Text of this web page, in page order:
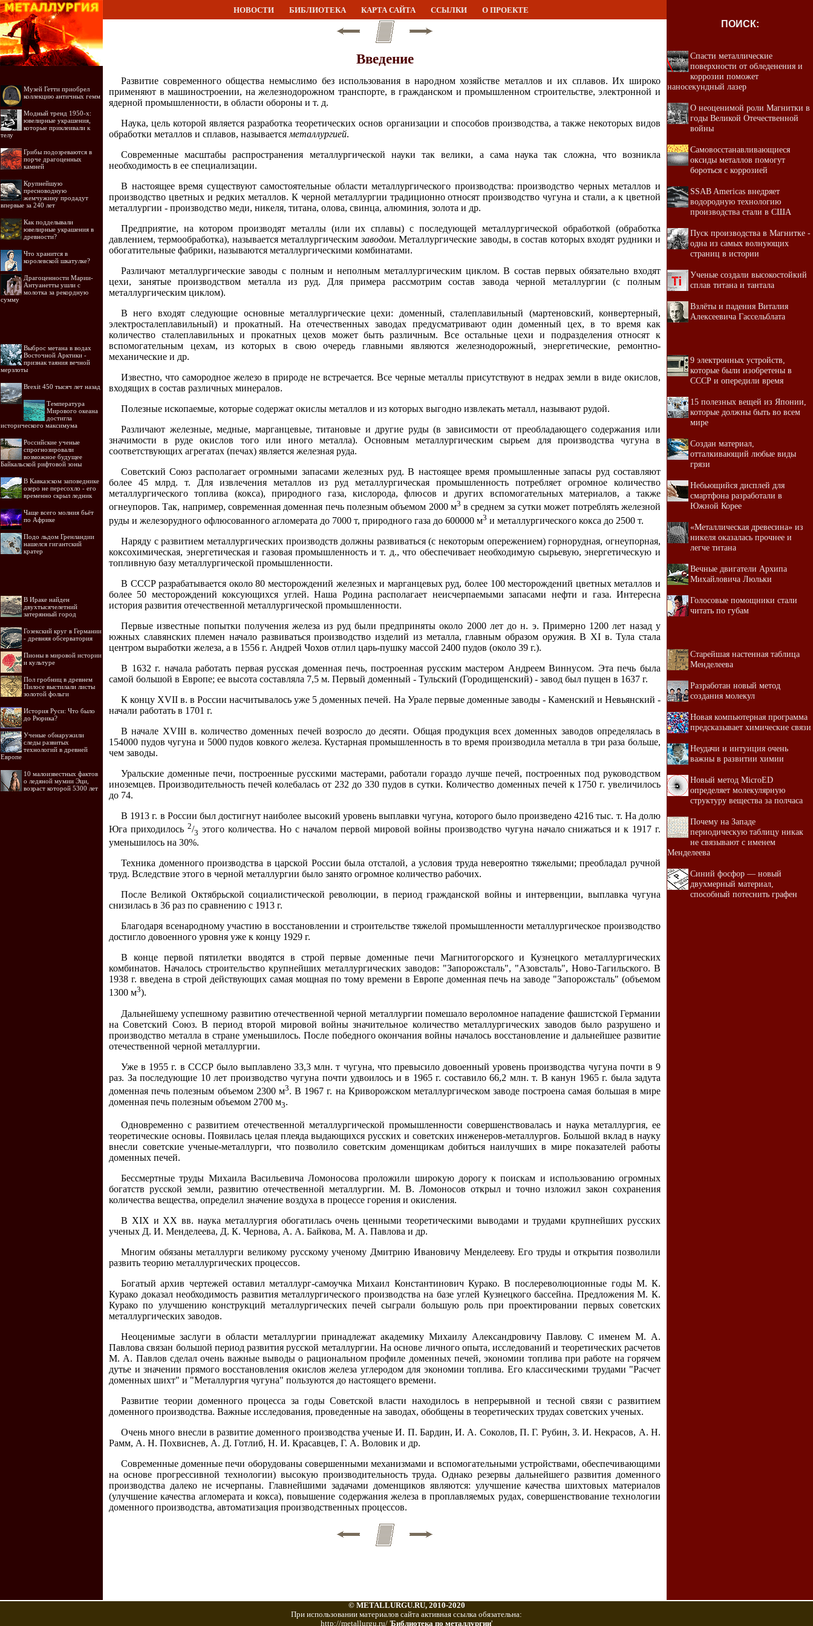
НОВОСТИ БИБЛИОТЕКА КАРТА САЙТА ССЫЛКИ О ПРОЕКТЕ
Музей Гетти приобрел
коллекцию античных гемм
Модный тренд 1950-х:
ювелирные украшения,
которые приклеивали к
телу
Грибы подозреваются в
порче драгоценных
камней
Крупнейшую
пресноводную
жемчужину продадут
впервые за 240 лет
Как подделывали
ювелирные украшения в
древности?
Что хранится в
королевской шкатулке?
Драгоценности Марии-
Антуанетты ушли с
молотка за рекордную
сумму
Выброс метана в водах
Восточной Арктики -
признак таяния вечной
мерзлоты
Brexit 450 тысяч лет назад
Температура
Мирового океана
достигла
исторического максимума
Российские ученые
спрогнозировали
возможное будущее
Байкальской рифтовой зоны
В Кавказском заповеднике
озеро не пересохло - его
временно скрыл ледник
Чаще всего молния бьёт
по Африке
Подо льдом Гренландии
нашелся гигантский
кратер
В Ираке найден
двухтысячелетний
затерянный город
Гозекский круг в Германии
- древняя обсерватория
Пионы в мировой истории
и культуре
Пол гробниц в древнем
Пилосе выстилали листы
золотой фольги
История Руси: Что было
до Рюрика?
Ученые обнаружили
следы развитых
технологий в древней
Европе
10 малоизвестных фактов
о ледяной мумии Эци,
возраст которой 5300 лет
Введение
Развитие современного общества немыслимо без использования в народном хозяйстве металлов и их сплавов. Их широко
применяют в машиностроении, на железнодорожном транспорте, в гражданском и промышленном строительстве, электронной и
ядерной промышленности, в области обороны и т. д.
Наука, цель которой является разработка теоретических основ организации и способов производства, а также некоторых видов
обработки металлов и сплавов, называется металлургией.
Современные масштабы распространения металлургической науки так велики, а сама наука так сложна, что возникла
необходимость в ее специализации.
В настоящее время существуют самостоятельные области металлургического производства: производство черных металлов и
производство цветных и редких металлов. К черной металлургии традиционно относят производство чугуна и стали, а к цветной
металлургии - производство меди, никеля, титана, олова, свинца, алюминия, золота и др.
Предприятие, на котором производят металлы (или их сплавы) с последующей металлургической обработкой (обработка
давлением, термообработка), называется металлургическимзаводом. Металлургические заводы, в состав которых входят рудники и
обогатительные фабрики, называются металлургическими комбинатами.
Различают металлургические заводы с полным и неполным металлургическим циклом. В состав первых обязательно входят
цехи, занятые производством металла из руд. Для примера рассмотрим состав завода черной металлургии (с полным
металлургическим циклом).
В него входят следующие основные металлургические цехи: доменный, сталеплавильный (мартеновский, конвертерный,
электросталеплавильный) и прокатный. На отечественных заводах предусматривают один доменный цех, в то время как
количество сталеплавильных и прокатных цехов может быть различным. Все остальные цехи и подразделения относят к
вспомогательным цехам, из которых в свою очередь главными являются железнодорожный, энергетические, ремонтно-
механические и др.
Известно, что самородное железо в природе не встречается. Все черные металлы присутствуют в недрах земли в виде окислов,
входящих в состав различных минералов.
Полезные ископаемые, которые содержат окислы металлов и из которых выгодно извлекать металл, называют рудой.
Различают железные, медные, марганцевые, титановые и другие руды (в зависимости от преобладающего содержания или
значимости в руде окислов того или иного металла). Основным металлургическим сырьем для производства чугуна в
соответствующих агрегатах (печах) является железная руда.
Советский Союз располагает огромными запасами железных руд. В настоящее время промышленные запасы руд составляют
более 45 млрд. т. Для извлечения металлов из руд металлургическая промышленность потребляет огромное количество
металлургического топлива (кокса), природного газа, кислорода, флюсов и других вспомогательных материалов, а также
огнеупоров. Так, например, современная доменная печь полезным объемом 2000 м3 в среднем за сутки может потреблять железной
руды и железорудного офлюсованного агломерата до 7000 т, природного газа до 600000 м3 и металлургического кокса до 2500 т.
Наряду с развитием металлургических производств должны развиваться (с некоторым опережением) горнорудная, огнеупорная,
коксохимическая, энергетическая и газовая промышленность и т. д., что обеспечивает необходимую сырьевую, энергетическую и
топливную базу металлургической промышленности.
В СССР разрабатывается около 80 месторождений железных и марганцевых руд, более 100 месторождений цветных металлов и
более 50 месторождений коксующихся углей. Наша Родина располагает неисчерпаемыми запасами нефти и газа. Интересна
история развития отечественной металлургической промышленности.
Первые известные попытки получения железа из руд были предприняты около 2000 лет до н. э. Примерно 1200 лет назад у
южных славянских племен начало развиваться производство изделий из металла, главным образом оружия. В XI в. Тула стала
центром выработки железа, а в 1556 г. Андрей Чохов отлил царь-пушку массой 2400 пудов (около 39 г.).
В 1632 г. начала работать первая русская доменная печь, построенная русским мастером Андреем Виннусом. Эта печь была
самой большой в Европе; ее высота составляла 7,5 м. Первый доменный - Тульский (Городищенский) - завод был пущен в 1637 г.
К концу XVII в. в России насчитывалось уже 5 доменных печей. На Урале первые доменные заводы - Каменский и Невьянский -
начали работать в 1701 г.
В начале XVIII в. количество доменных печей возросло до десяти. Общая продукция всех доменных заводов определялась в
154000 пудов чугуна и 5000 пудов ковкого железа. Кустарная промышленность в то время производила металла в три раза больше,
чем заводы.
Уральские доменные печи, построенные русскими мастерами, работали гораздо лучше печей, построенных под руководством
иноземцев. Производительность печей колебалась от 232 до 330 пудов в сутки. Количество доменных печей к 1750 г. увеличилось
до 74.
В 1913 г. в России был достигнут наиболее высокий уровень выплавки чугуна, которого было произведено 4216 тыс. т. На долю
Юга приходилось 2/3 этого количества. Но с началом первой мировой войны производство чугуна начало снижаться и к 1917 г.
уменьшилось на 30%.
Техника доменного производства в царской России была отсталой, а условия труда невероятно тяжелыми; преобладал ручной
труд. Вследствие этого в черной металлургии было занято огромное количество рабочих.
После Великой Октябрьской социалистической революции, в период гражданской войны и интервенции, выплавка чугуна
снизилась в 36 раз по сравнению с 1913 г.
Благодаря всенародному участию в восстановлении и строительстве тяжелой промышленности металлургическое производство
достигло довоенного уровня уже к концу 1929 г.
В конце первой пятилетки вводятся в строй первые доменные печи Магнитогорского и Кузнецкого металлургических
комбинатов. Началось строительство крупнейших металлургических заводов: "Запорожсталь", "Азовсталь", Ново-Тагильского. В
1938 г. введена в строй действующих самая мощная по тому времени в Европе доменная печь на заводе "Запорожсталь" (объемом
1300 м3).
Дальнейшему успешному развитию отечественной черной металлургии помешало вероломное нападение фашистской Германии
на Советский Союз. В период второй мировой войны значительное количество металлургических заводов было разрушено и
производство металла в стране уменьшилось. После победного окончания войны началось восстановление и дальнейшее развитие
отечественной черной металлургии.
Уже в 1955 г. в СССР было выплавлено 33,3 млн. т чугуна, что превысило довоенный уровень производства чугуна почти в 9
раз. За последующие 10 лет производство чугуна почти удвоилось и в 1965 г. составило 66,2 млн. т. В канун 1965 г. была задута
доменная печь полезным объемом 2300 м3. В 1967 г. на Криворожском металлургическом заводе построена самая большая в мире
доменная печь полезным объемом 2700 м3.
Одновременно с развитием отечественной металлургической промышленности совершенствовалась и наука металлургия, ее
теоретические основы. Появилась целая плеяда выдающихся русских и советских инженеров-металлургов. Большой вклад в науку
внесли советские ученые-металлурги, что позволило советским доменщикам добиться наилучших в мире показателей работы
доменных печей.
Бессмертные труды Михаила Васильевича Ломоносова проложили широкую дорогу к поискам и использованию огромных
богатств русской земли, развитию отечественной металлургии. М. В. Ломоносов открыл и точно изложил закон сохранения
количества вещества, определил значение воздуха в процессе горения и окисления.
В XIX и XX вв. наука металлургия обогатилась очень ценными теоретическими выводами и трудами крупнейших русских
ученых Д. И. Менделеева, Д. К. Чернова, А. А. Байкова, М. А. Павлова и др.
Многим обязаны металлурги великому русскому ученому Дмитрию Ивановичу Менделееву. Его труды и открытия позволили
развить теорию металлургических процессов.
Богатый архив чертежей оставил металлург-самоучка Михаил Константинович Курако. В послереволюционные годы М. К.
Курако доказал необходимость развития металлургического производства на базе углей Кузнецкого бассейна. Предложения М. К.
Курако по улучшению конструкций металлургических печей сыграли большую роль при проектировании первых советских
металлургических заводов.
Неоценимые заслуги в области металлургии принадлежат академику Михаилу Александровичу Павлову. С именем М. А.
Павлова связан большой период развития русской металлургии. На основе личного опыта, исследований и теоретических расчетов
М. А. Павлов сделал очень важные выводы о рациональном профиле доменных печей, экономии топлива при работе на горячем
дутье и значении прямого восстановления окислов железа углеродом для экономии топлива. Его классическими трудами "Расчет
доменных шихт" и "Металлургия чугуна" пользуются до настоящего времени.
Развитие теории доменного процесса за годы Советской власти находилось в непрерывной и тесной связи с развитием
доменного производства. Важные исследования, проведенные на заводах, обобщены в теоретических трудах советских ученых.
Очень много внесли в развитие доменного производства ученые И. П. Бардин, И. А. Соколов, П. Г. Рубин, 3. И. Некрасов, А. Н.
Рамм, А. Н. Похвиснев, А. Д. Готлиб, Н. И. Красавцев, Г. А. Воловик и др.
Современные доменные печи оборудованы совершенными механизмами и вспомогательными устройствами, обеспечивающими
на основе прогрессивной технологии) высокую производительность труда. Однако резервы дальнейшего развития доменного
производства далеко не исчерпаны. Главнейшими задачами доменщиков являются: улучшение качества шихтовых материалов
(улучшение качества агломерата и кокса), повышение содержания железа в проплавляемых рудах, совершенствование технологии
доменного производства, автоматизация производственных процессов.
ПОИСК:
Спасти металлические
поверхности от обледенения и
коррозии поможет
наносекундный лазер
О неоценимой роли Магнитки в
годы Великой Отечественной
войны
Самовосстанавливающиеся
оксиды металлов помогут
бороться с коррозией
SSAB Americas внедряет
водородную технологию
производства стали в США
Пуск производства в Магнитке -
одна из самых волнующих
страниц в истории
Ученые создали высокостойкий
сплав титана и тантала
Взлёты и падения Виталия
Алексеевича Гассельблата
9 электронных устройств,
которые были изобретены в
СССР и опередили время
15 полезных вещей из Японии,
которые должны быть во всем
мире
Создан материал,
отталкивающий любые виды
грязи
Небьющийся дисплей для
смартфона разработали в
Южной Корее
«Металлическая древесина» из
никеля оказалась прочнее и
легче титана
Вечные двигатели Архипа
Михайловича Люльки
Голосовые помощники стали
читать по губам
Старейшая настенная таблица
Менделеева
Разработан новый метод
создания молекул
Новая компьютерная программа
предсказывает химические связи
Неудачи и интуиция очень
важны в развитии химии
Новый метод MicroED
определяет молекулярную
структуру вещества за полчаса
Почему на Западе
периодическую таблицу никак
не связывают с именем
Менделеева
Синий фосфор — новый
двухмерный материал,
способный потеснить графен
© METALLURGU.RU, 2010-2020
При использовании материалов сайта активная ссылка обязательна:
http://metallurgu.ru/ 'Библиотека по металлургии'